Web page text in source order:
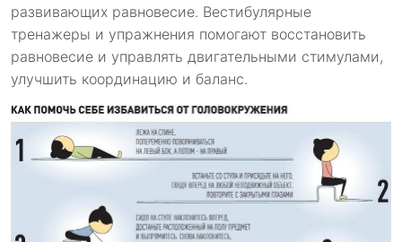
развивающих равновесие. Вестибулярные
тренажеры и упражнения помогают восстановить
равновесие и управлять двигательными стимулами,
улучшить координацию и баланс.